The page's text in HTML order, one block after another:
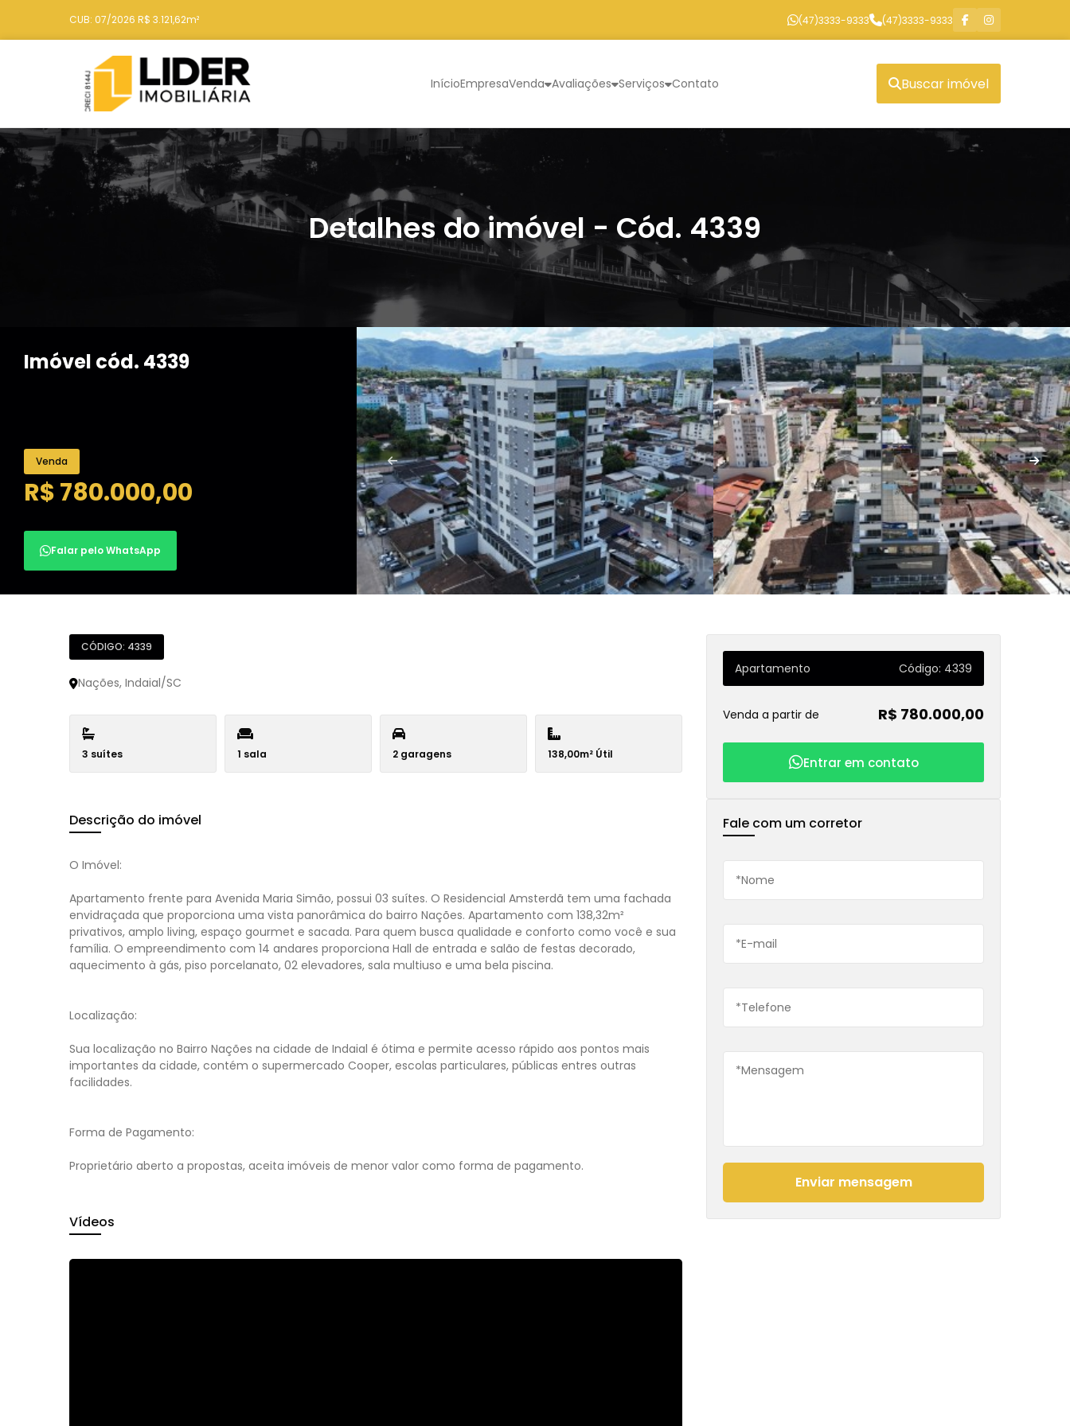
CUB: 07/2026 R$ 3.121,62m² (47)3333-9333 (47)3333-9333
InícioEmpresaVenda Avaliações Serviços Contato Buscar imóvel
Detalhes do imóvel - Cód. 4339
Imóvel cód. 4339
Venda
R$ 780.000,00
Falar pelo WhatsApp
CÓDIGO: 4339
Nações, Indaial/SC
3 suítes 1 sala 2 garagens 138,00m² Útil
Descrição do imóvel
O Imóvel:
Apartamento frente para Avenida Maria Simão, possui 03 suítes. O Residencial Amsterdã tem uma fachada
envidraçada que proporciona uma vista panorâmica do bairro Nações. Apartamento com 138,32m²
privativos, amplo living, espaço gourmet e sacada. Para quem busca qualidade e conforto como você e sua
família. O empreendimento com 14 andares proporciona Hall de entrada e salão de festas decorado,
aquecimento à gás, piso porcelanato, 02 elevadores, sala multiuso e uma bela piscina.
Localização:
Sua localização no Bairro Nações na cidade de Indaial é ótima e permite acesso rápido aos pontos mais
importantes da cidade, contém o supermercado Cooper, escolas particulares, públicas entres outras
facilidades.
Forma de Pagamento:
Proprietário aberto a propostas, aceita imóveis de menor valor como forma de pagamento.
Vídeos
Apartamento Código: 4339
Venda a partir de R$ 780.000,00
Entrar em contato
Fale com um corretor
Enviar mensagem